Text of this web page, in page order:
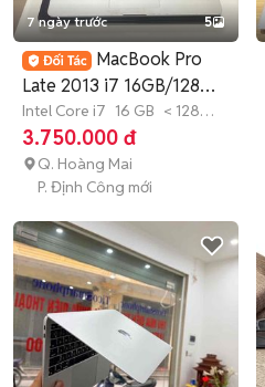
7 ngày trước 5
MacBook Pro
Late 2013 i7 16GB/128GB
15 inch
Intel Core i7 16 GB < 128
GB SSD
3.750.000 đ
Q. Hoàng Mai
P. Định Công mới